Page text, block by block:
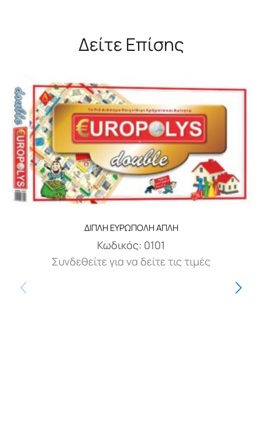
Δείτε Επίσης
ΔΙΠΛΗ ΕΥΡΩΠΟΛΗ ΑΠΛΗ
Κωδικός: 0101
Συνδεθείτε για να δείτε τις τιμές